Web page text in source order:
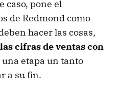
caso, pone el
de Redmond como
hacer las cosas,
cifras de ventas con
una etapa un tanto
a su fin.